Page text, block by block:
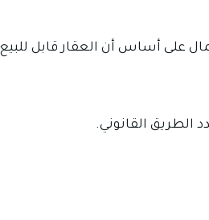
على أساس أن العقار قابل للبيع
الطريق القانوني.